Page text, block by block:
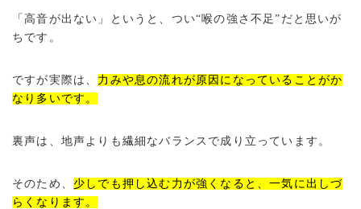
「高音が出ない」というと、つい“喉の強さ不足”だと思いが
ちです。
ですが実際は、 力みや息の流れが原因になっていることがか
なり多いです。
裏声は、地声よりも繊細なバランスで成り立っています。
そのため、 少しでも押し込む力が強くなると、一気に出しづ
らくなります。